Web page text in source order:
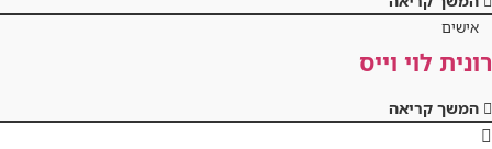
אישים
רונית לוי וייס
המשך קריאה